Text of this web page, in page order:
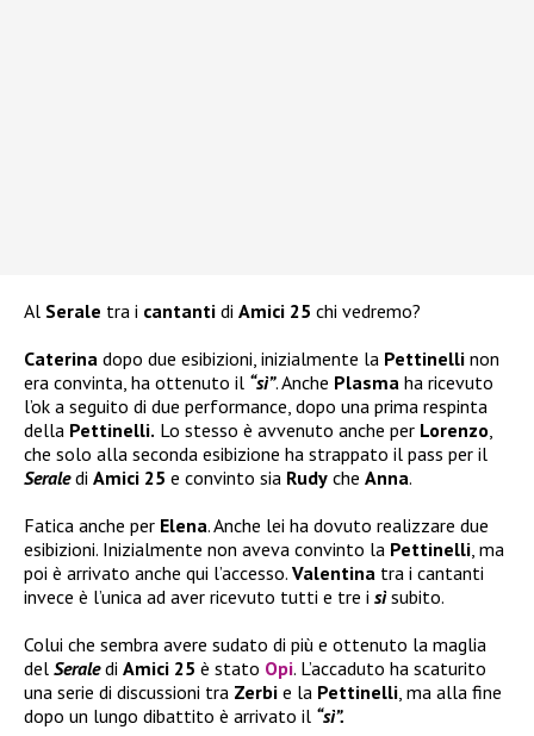
Al Serale tra i cantanti di Amici 25 chi vedremo?
Caterina dopo due esibizioni, inizialmente la Pettinelli non
era convinta, ha ottenuto il “sì”. Anche Plasma ha ricevuto
l’ok a seguito di due performance, dopo una prima respinta
della Pettinelli. Lo stesso è avvenuto anche per Lorenzo
che solo alla seconda esibizione ha strappato il pass per il
Seraledi Amici 25 e convinto sia Rudy che Anna.
Fatica anche per Elena. Anche lei ha dovuto realizzare due
esibizioni. Inizialmente non aveva convinto la Pettinelli , ma
poi è arrivato anche qui l’accesso. Valentina tra i cantanti
invece è l’unica ad aver ricevuto tutti e tre i sìsubito.
Colui che sembra avere sudato di più e ottenuto la maglia
del Seraledi Amici 25 è stato Opi. L’accaduto ha scaturito
una serie di discussioni tra Zerbi e la Pettinelli , ma alla fine
dopo un lungo dibattito è arrivato il “sì”.